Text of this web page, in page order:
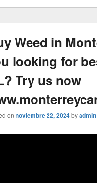
Weed in
looking for
Try us now
on noviembre 22, 2024byadmin